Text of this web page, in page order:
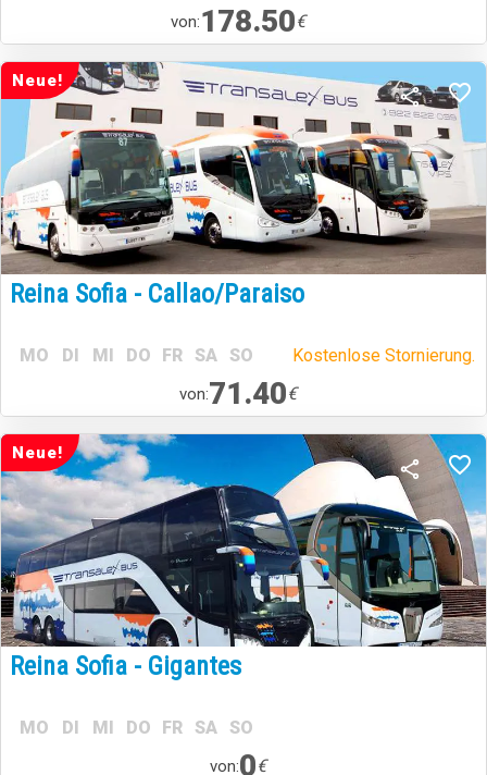
von:178.50€
Neue!
Reina Sofia - Callao/Paraiso
MO DI MI DO FR SA SO Kostenlose Stornierung.
von:71.40€
Neue!
Reina Sofia - Gigantes
MO DI MI DO FR SA SO
von:0€